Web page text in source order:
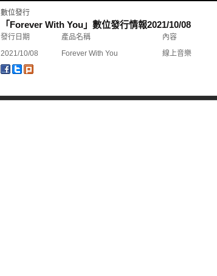
數位發行
「Forever With You」數位發行情報2021/10/08
發行日期 產品名稱 內容
2021/10/08
Forever With You 線上音樂